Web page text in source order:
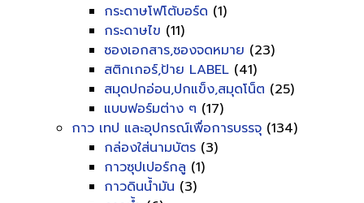
กระดาษโฟโต้บอร์ด (1)
กระดาษไข (11)
ซองเอกสาร,ซองจดหมาย (23)
สติกเกอร์,ป้าย LABEL (41)
สมุดปกอ่อน,ปกแข็ง,สมุดโน็ต (25)
แบบฟอร์มต่าง ๆ (17)
กาว เทป และอุปกรณ์เพื่อการบรรจุ (134)
กล่องใส่นามบัตร (3)
กาวซุปเปอร์กลู (1)
กาวดินน้ำมัน (3)